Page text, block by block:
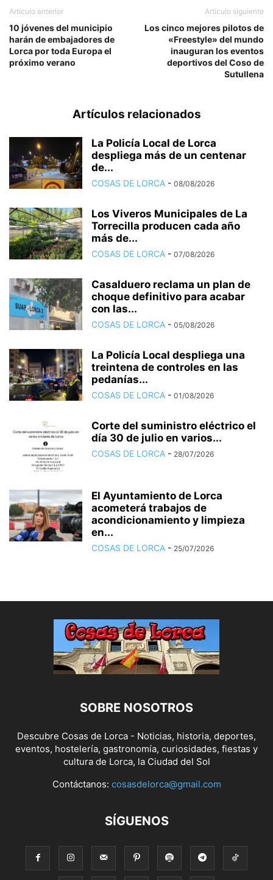
Artículo anterior
10 jóvenes del municipio
harán de embajadores de
Lorca por toda Europa el
próximo verano
Artículo siguiente
Los cinco mejores pilotos de
«Freestyle» del mundo
inauguran los eventos
deportivos del Coso de
Sutullena
Artículos relacionados
La Policía Local de Lorca
despliega más de un centenar
de...
COSAS DE LORCA - 08/08/2026
Los Viveros Municipales de La
Torrecilla producen cada año
más de...
COSAS DE LORCA - 07/08/2026
Casalduero reclama un plan de
choque definitivo para acabar
con las...
COSAS DE LORCA - 05/08/2026
La Policía Local despliega una
treintena de controles en las
pedanías...
COSAS DE LORCA - 01/08/2026
Corte del suministro eléctrico el
día 30 de julio en varios...
COSAS DE LORCA - 28/07/2026
El Ayuntamiento de Lorca
acometerá trabajos de
acondicionamiento y limpieza
en...
COSAS DE LORCA - 25/07/2026
SOBRE NOSOTROS
Descubre Cosas de Lorca - Noticias, historia, deportes,
eventos, hostelería, gastronomía, curiosidades, fiestas y
cultura de Lorca, la Ciudad del Sol
Contáctanos: cosasdelorca@gmail.com
SÍGUENOS